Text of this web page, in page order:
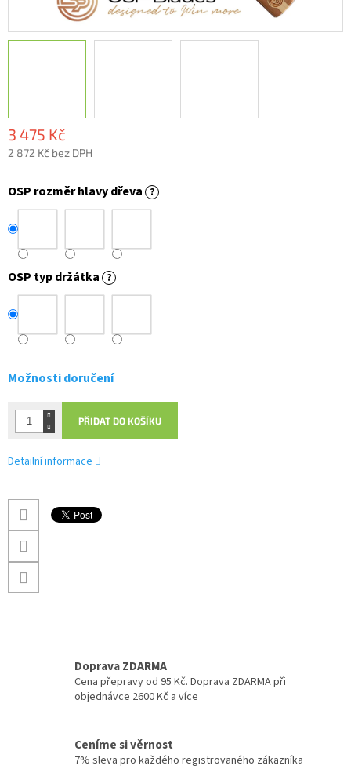
3 475 Kč
2 872 Kč bez DPH
cena:
OSP rozměr hlavy dřeva ?
OSP typ držátka ?
Možnosti doručení
PŘIDAT DO KOŠÍKU
Detailní informace
Doprava ZDARMA
Cena přepravy od 95 Kč. Doprava ZDARMA při
objednávce 2600 Kč a více
Ceníme si věrnost
7% sleva pro každého registrovaného zákazníka